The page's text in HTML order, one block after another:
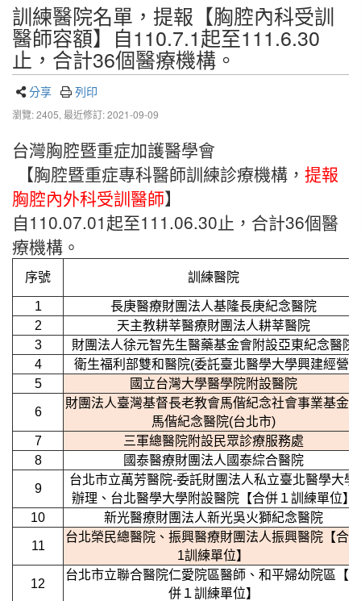
訓練醫院名單，提報【胸腔內科受訓
醫師容額】自110.7.1起至111.6.30
止，合計36個醫療機構。
分享 列印
瀏覽: 2405, 最近修訂: 2021-09-09
台灣胸腔暨重症加護醫學會
【胸腔暨重症專科醫師訓練診療機構， 提報
胸腔內外科受訓醫師】
自110.07.01起至111.06.30止，合計36個醫
療機構。
序號 訓練醫院
1
長庚醫療財團法人基隆長庚紀念醫院
2
天主教耕莘醫療財團法人耕莘醫院
3
財團法人徐元智先生醫藥基金會附設亞東紀念醫院
4
衛生福利部雙和醫院(委託臺北醫學大學興建經營)
5
國立台灣大學醫學院附設醫院
6
財團法人臺灣基督長老教會馬偕紀念社會事業基金會
馬偕紀念醫院(台北市)
7
三軍總醫院附設民眾診療服務處
8
國泰醫療財團法人國泰綜合醫院
9
台北市立萬芳醫院-委託財團法人私立臺北醫學大學
辦理、台北醫學大學附設醫院【合併１訓練單位】
10
新光醫療財團法人新光吳火獅紀念醫院
11
台北榮民總醫院、振興醫療財團法人振興醫院【合併
1訓練單位】
12
台北市立聯合醫院仁愛院區醫師、和平婦幼院區【合
併１訓練單位】